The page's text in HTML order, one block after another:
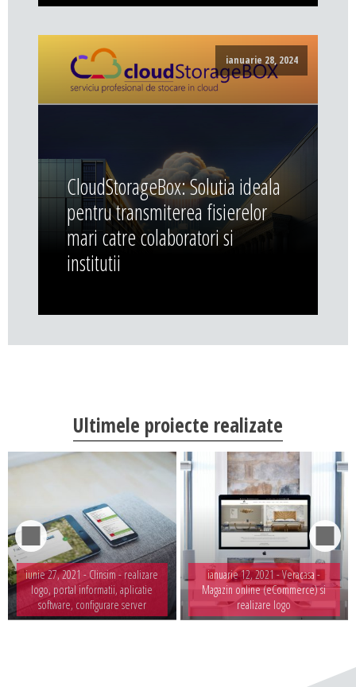
ianuarie 28, 2024
CloudStorageBox: Solutia ideala
pentru transmiterea fisierelor
mari catre colaboratori si
institutii
Ultimele proiecte realizate
iunie 27, 2021 - Clinsim - realizare
logo, portal informatii, aplicatie
software, configurare server
ianuarie 12, 2021 -Veracasa -
Magazin online (eCommerce) si
realizare logo